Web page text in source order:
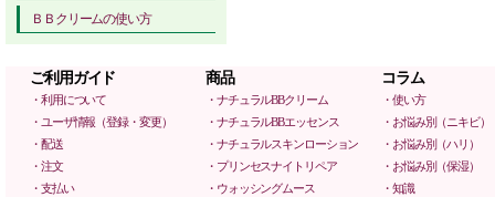
ＢＢクリームの使い方
ご利用ガイド 商品 コラム
・利用について ・ナチュラルBBクリーム
・使い方
・ユーザ情報（登録・変更）
・ナチュラルBBエッセンス
・お悩み別（ニキビ）
・配送
・ナチュラルスキンローション
・お悩み別（ハリ）
・注文
・プリンセスナイトリペア
・お悩み別（保湿）
・支払い
・ウォッシングムース
・知識